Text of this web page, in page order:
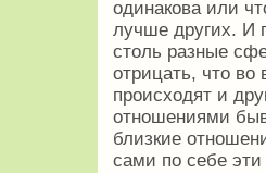
одинакова или
лучше других. И
столь разные
отрицать, что
происходят и
отношениями
близкие
сами по себе